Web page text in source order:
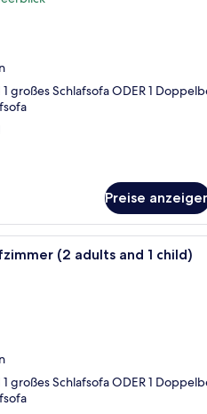
großes Schlafsofa ODER 1
Preise
Ein Hotelzimmer mit
(2 adults and 1 child)
großes Schlafsofa ODER 1